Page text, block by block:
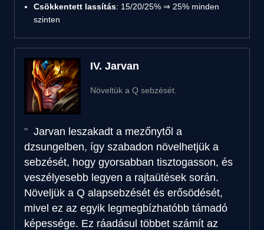
Csökkentett lassítás: 15/20/25% ⇒ 25% minden
szinten
IV. Jarvan
Növeltük a Q sebzését.
Jarvan leszakadt a mezőnytől a
dzsungelben, így szabadon növelhetjük a
sebzését, hogy gyorsabban tisztogasson, és
veszélyesebb legyen a rajtaütések során.
Növeljük a Q alapsebzését és erősödését,
mivel ez az egyik legmegbízhatóbb támadó
képessége. Ez ráadásul többet számít az